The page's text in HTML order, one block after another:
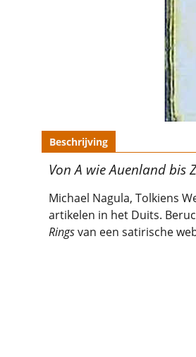
Beschrijving
Von A wie Auenland bis
Michael Nagula, Tolkiens
artikelen in het Duits.
Ringsvan een satirische